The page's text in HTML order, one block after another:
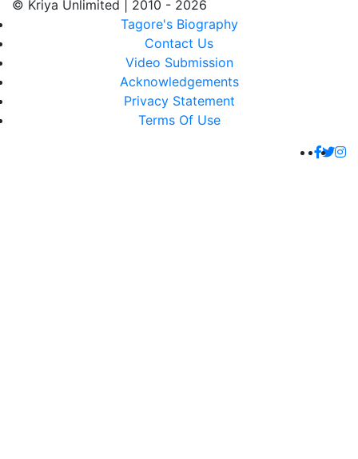
© Kriya Unlimited | 2010 - 2026
Tagore's Biography
Contact Us
Video Submission
Acknowledgements
Privacy Statement
Terms Of Use